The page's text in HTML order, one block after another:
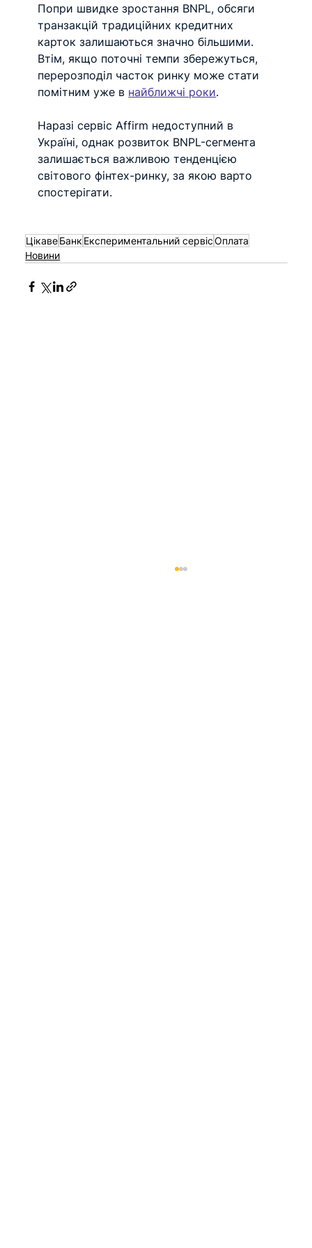
Попри швидке зростання BNPL, обсяги
транзакцій традиційних кредитних
карток залишаються значно більшими.
Втім, якщо поточні темпи збережуться,
перерозподіл часток ринку може стати
помітним уже в найближчі роки.
Наразі сервіс Affirm недоступний в
Україні, однак розвиток BNPL-сегмента
залишається важливою тенденцією
світового фінтех-ринку, за якою варто
спостерігати.
ЦікавеБанк Експериментальний сервісОплата
Новини